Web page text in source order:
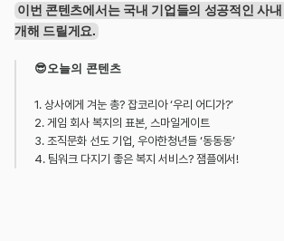
이번 콘텐츠에서는 국내 기업들의 성공적인 사
개해 드릴게요.
😎오늘의 콘텐츠
1. 상사에게 겨눈 총? 잡코리아 ‘우리 어디가?’
2. 게임 회사 복지의 표본, 스마일게이트
3. 조직문화 선도 기업, 우아한청년들 ‘동동동’
4. 팀워크 다지기 좋은 복지 서비스? 잼플에서!